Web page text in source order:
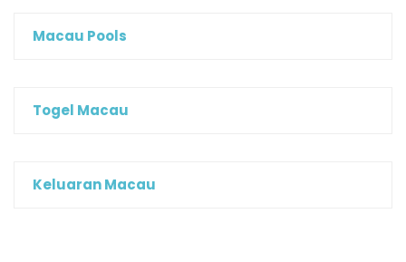
Macau Pools
Togel Macau
Keluaran Macau